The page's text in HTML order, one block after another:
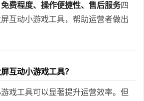
费程度、操作便捷性、售后服务四
互动小游戏工具，帮助运营者做出
互动小游戏工具？
戏工具可以显著提升运营效率。但